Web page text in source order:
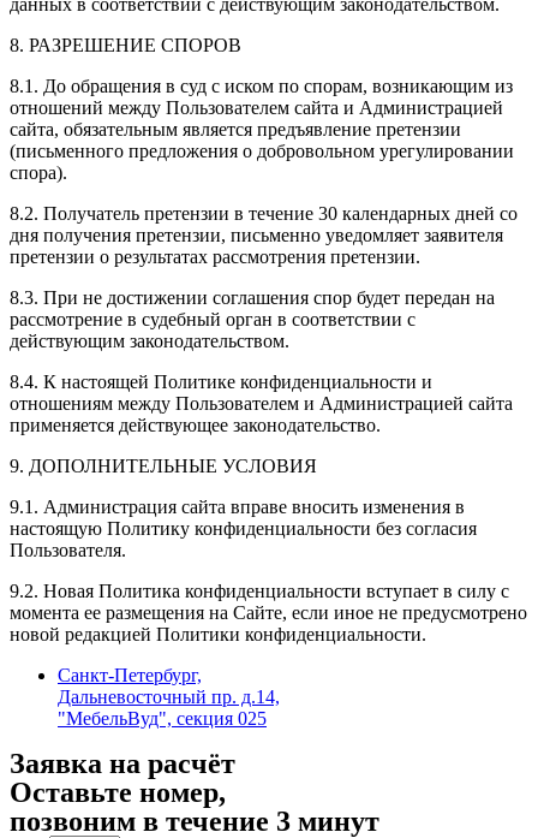
8. РАЗРЕШЕНИЕ СПОРОВ
8.1. До обращения в суд с иском по спорам, возникающим из
отношений между Пользователем сайта и Администрацией
сайта, обязательным является предъявление претензии
(письменного предложения о добровольном урегулировании
спора).
8.2. Получатель претензии в течение 30 календарных дней со
дня получения претензии, письменно уведомляет заявителя
претензии о результатах рассмотрения претензии.
8.3. При не достижении соглашения спор будет передан на
рассмотрение в судебный орган в соответствии с
действующим законодательством.
8.4. К настоящей Политике конфиденциальности и
отношениям между Пользователем и Администрацией сайта
применяется действующее законодательство.
9. ДОПОЛНИТЕЛЬНЫЕ УСЛОВИЯ
9.1. Администрация сайта вправе вносить изменения в
настоящую Политику конфиденциальности без согласия
Пользователя.
9.2. Новая Политика конфиденциальности вступает в силу с
момента ее размещения на Сайте, если иное не предусмотрено
новой редакцией Политики конфиденциальности.
Санкт-Петербург,
Дальневосточный пр. д.14,
"МебельВуд", секция 025
Заявка на расчёт
Оставьте номер,
позвоним в течение 3 минут